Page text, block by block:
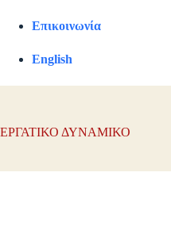
Επικοινωνία
English
ΕΡΓΑΤΙΚΟ ΔΥΝΑΜΙΚΟ